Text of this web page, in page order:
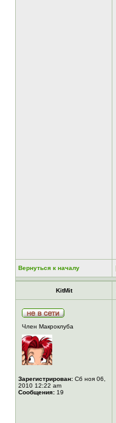
Вернуться к началу
KitMit
Член Макроклуба
Зарегистрирован: Сб ноя 06,
2010 12:22 am
Сообщения: 19